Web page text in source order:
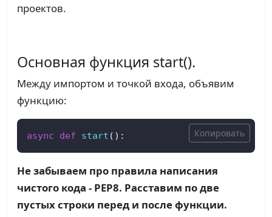
проектов.
Основная функция start().
Между импортом и точкой входа, объявим
функцию:
async def start (): Копировать
Не забываем про правила написания
чистого кода - PEP8. Расставим по две
пустых строки перед и после функции.